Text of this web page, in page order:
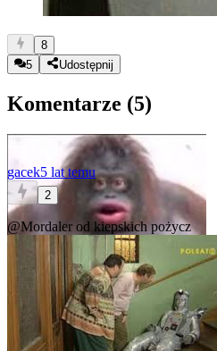
8
5
Udostępnij
Komentarze (5)
gacek5 lat temu
2
@Mordaler od kiepskich pożycz